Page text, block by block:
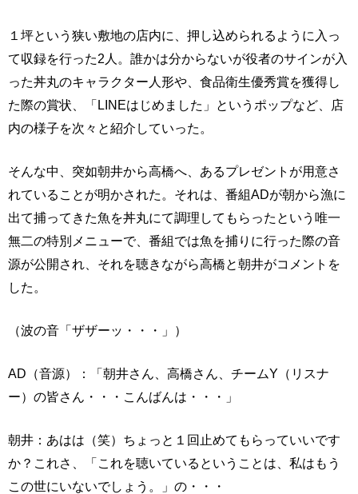
１坪という狭い敷地の店内に、押し込められるように入っ
て収録を行った2人。誰かは分からないが役者のサインが入
った丼丸のキャラクター人形や、食品衛生優秀賞を獲得し
た際の賞状、「LINEはじめました」というポップなど、店
内の様子を次々と紹介していった。
そんな中、突如朝井から高橋へ、あるプレゼントが用意さ
れていることが明かされた。それは、番組ADが朝から漁に
出て捕ってきた魚を丼丸にて調理してもらったという唯一
無二の特別メニューで、番組では魚を捕りに行った際の音
源が公開され、それを聴きながら高橋と朝井がコメントを
した。
（波の音「ザザーッ・・・」）
AD（音源）：「朝井さん、高橋さん、チームY（リスナ
ー）の皆さん・・・こんばんは・・・」
朝井：あはは（笑）ちょっと１回止めてもらっていいです
か？これさ、「これを聴いているということは、私はもう
この世にいないでしょう。」の・・・